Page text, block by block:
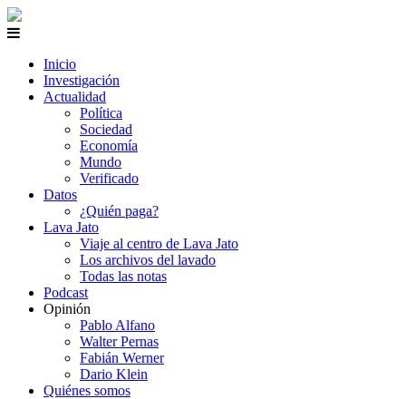
Inicio
Investigación
Actualidad
Política
Sociedad
Economía
Mundo
Verificado
Datos
¿Quién paga?
Lava Jato
Viaje al centro de Lava Jato
Los archivos del lavado
Todas las notas
Podcast
Opinión
Pablo Alfano
Walter Pernas
Fabián Werner
Dario Klein
Quiénes somos